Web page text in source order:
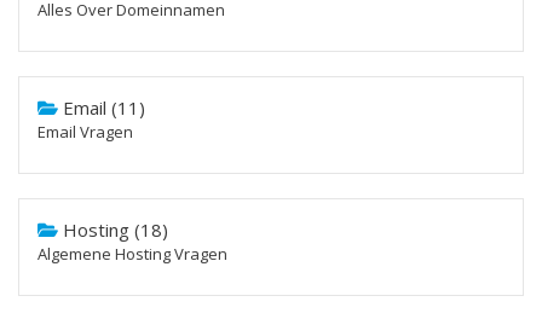
Alles Over Domeinnamen
Email (11)
Email Vragen
Hosting (18)
Algemene Hosting Vragen